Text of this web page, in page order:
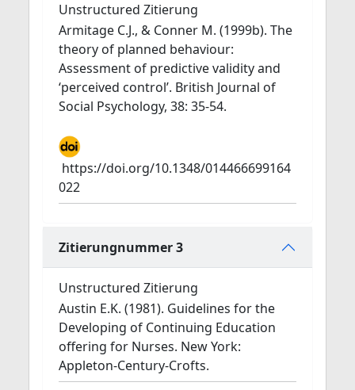
Unstructured Zitierung
Armitage C.J., & Conner M. (1999b). The
theory of planned behaviour:
Assessment of predictive validity and
‘perceived control’. British Journal of
Social Psychology, 38: 35-54.
https://doi.org/10.1348/014466699164
022
Zitierungnummer 3
Unstructured Zitierung
Austin E.K. (1981). Guidelines for the
Developing of Continuing Education
offering for Nurses. New York:
Appleton-Century-Crofts.